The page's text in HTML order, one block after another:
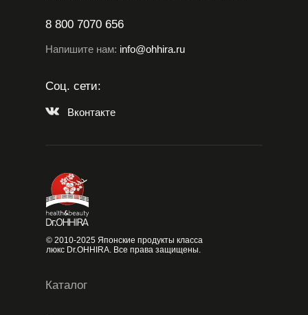
Каталог
© 2010-2025 Японские продукты класса
люкс Dr.OHHIRA. Все права защищены.
Соц. сети:
Вконтакте
8 800 7070 656
Напишите нам: info@ohhira.ru